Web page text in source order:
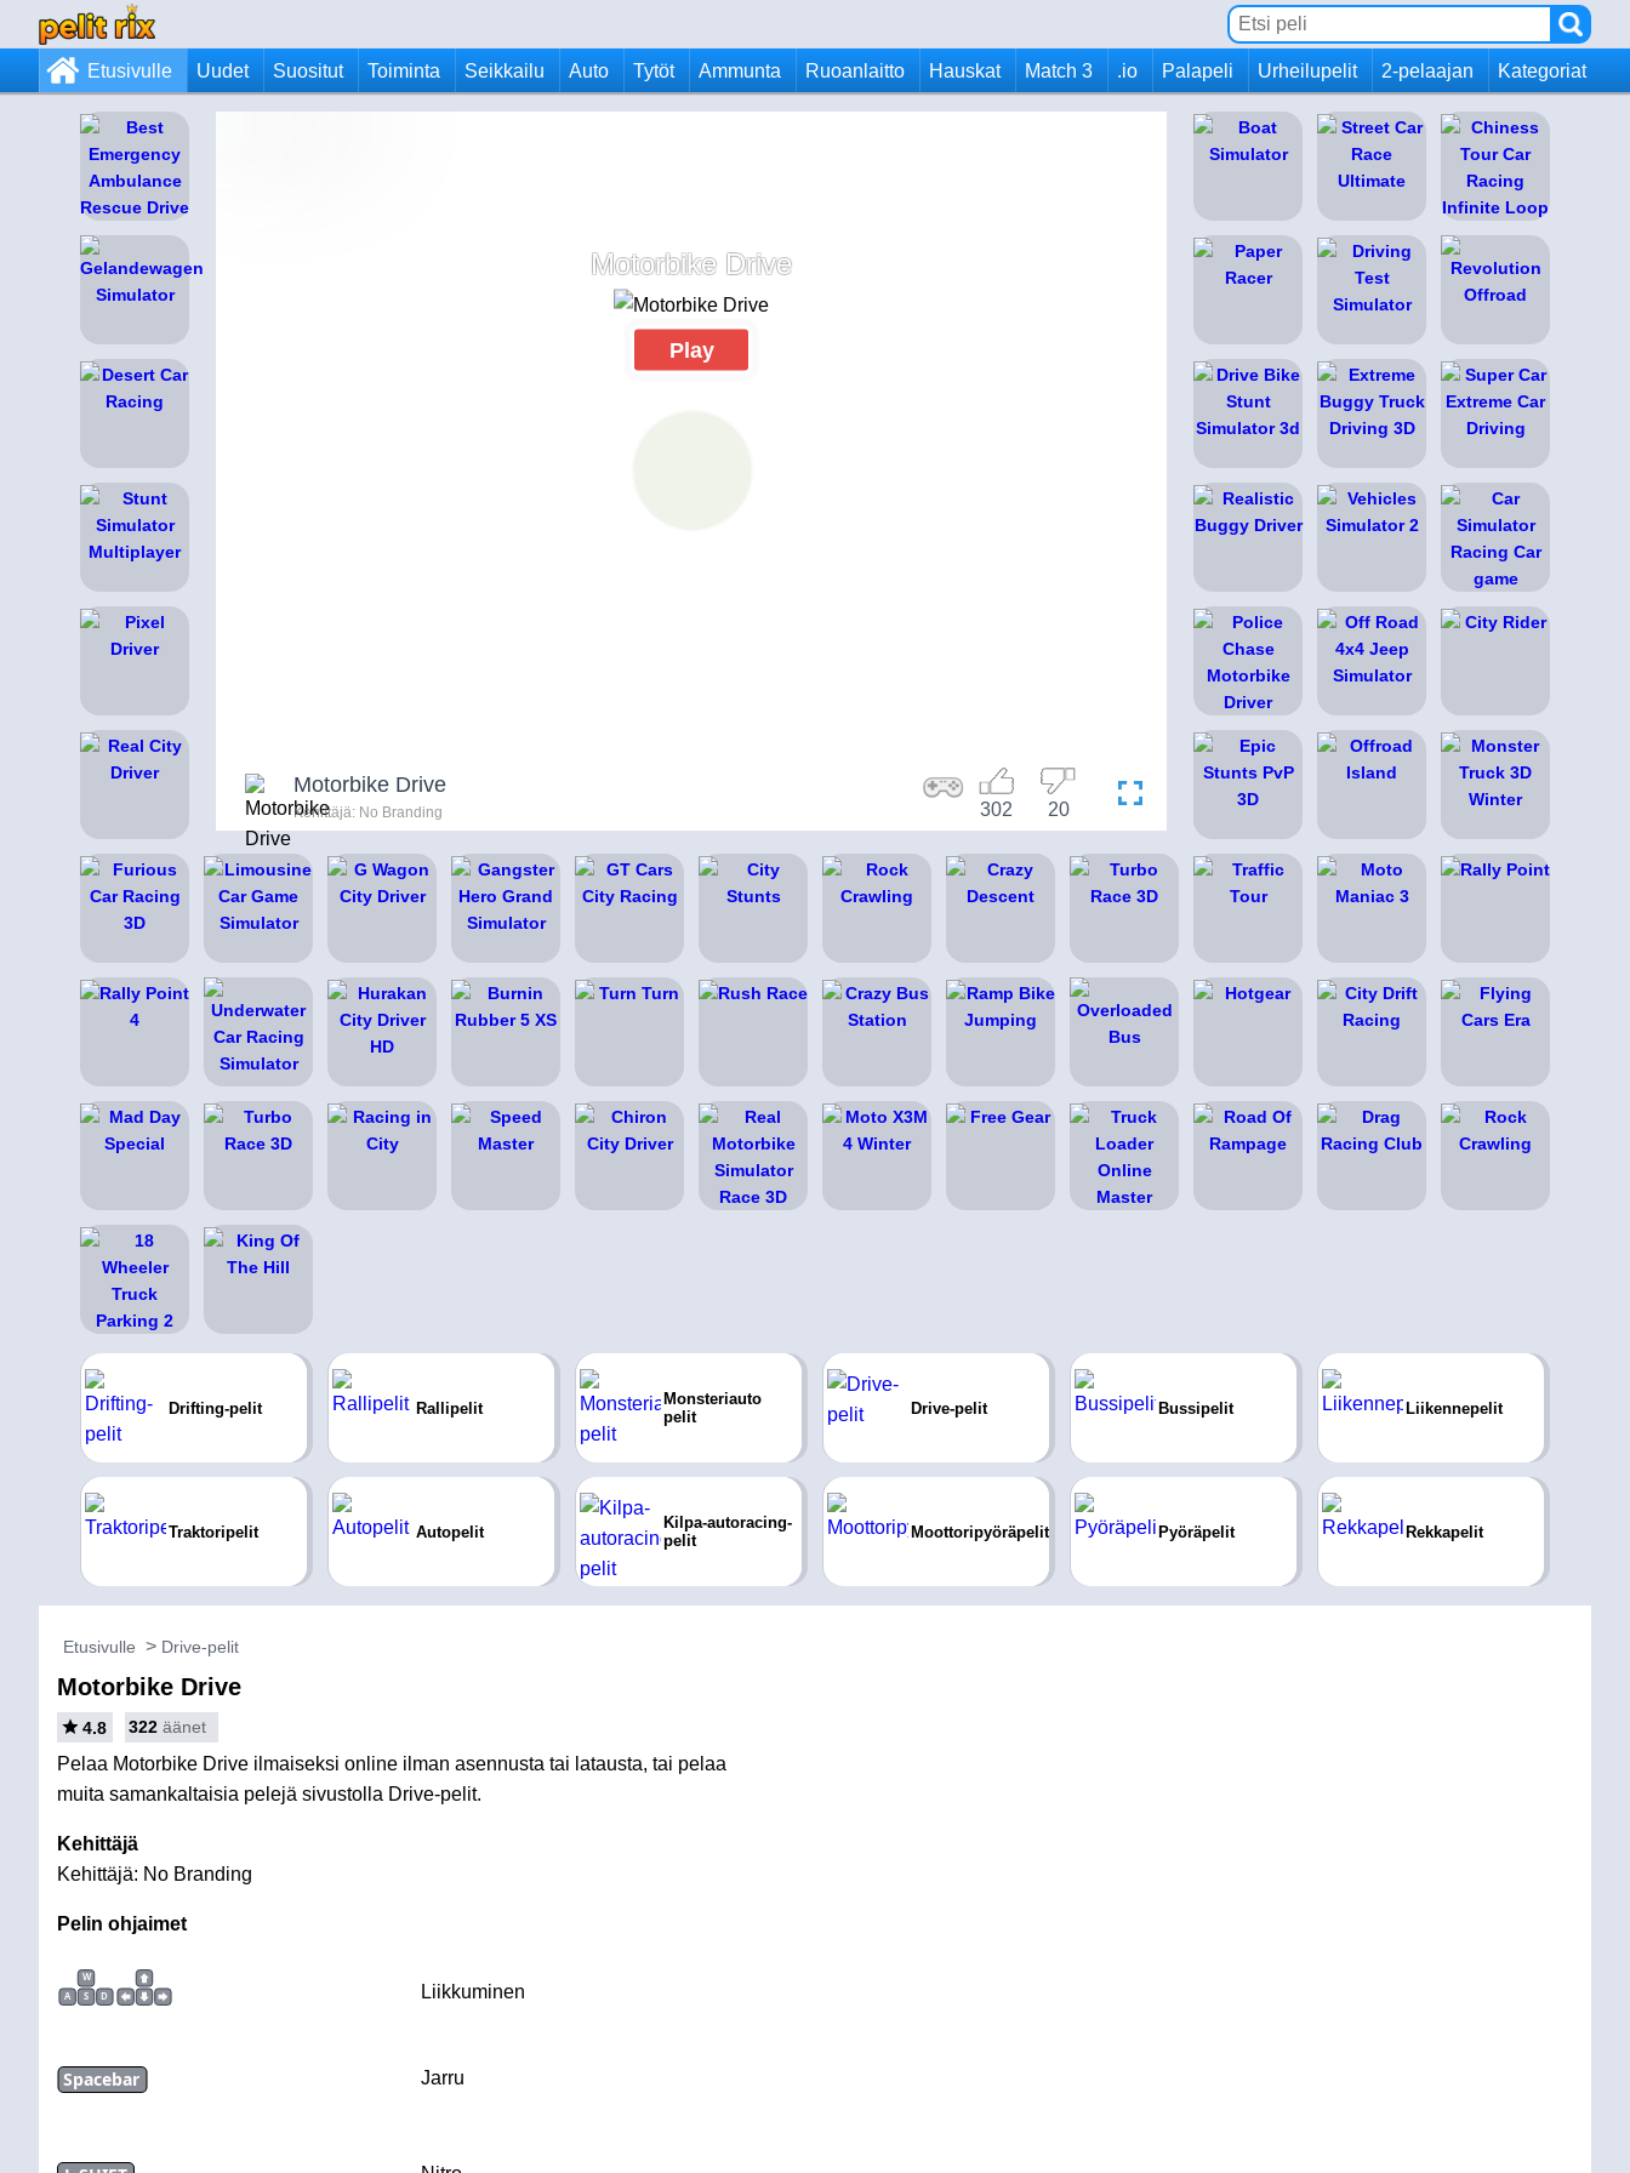
Etusivulle Uudet Suositut Toiminta Seikkailu Auto Tytöt Ammunta Ruoanlaitto Hauskat Match 3 .io Palapeli Urheilupelit 2-pelaajan Kategoriat
Motorbike Drive
Play
Motorbike Drive
Kehittäjä: No Branding 20
302
Drifting-pelit Rallipelit
Monsteriauto
pelit
Drive-pelit Bussipelit Liikennepelit
Traktoripelit Autopelit
Kilpa-autoracing-
pelit
Moottoripyöräpelit Pyöräpelit Rekkapelit
Etusivulle Drive-pelit
Motorbike Drive
4.8 322 äänet
Pelaa Motorbike Drive ilmaiseksi online ilman asennusta tai latausta, tai pelaa
muita samankaltaisia pelejä sivustolla Drive-pelit.
Kehittäjä
Kehittäjä: No Branding
Pelin ohjaimet
W
A
S D Liikkuminen
Spacebar Jarru